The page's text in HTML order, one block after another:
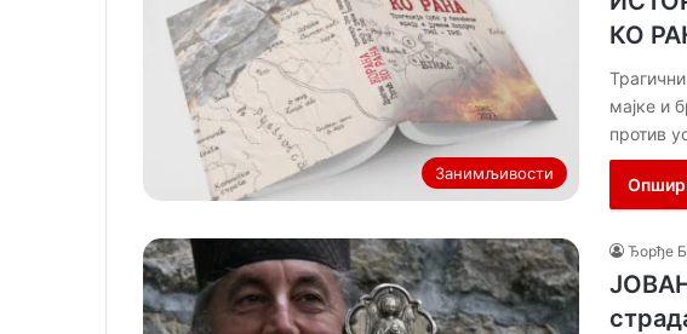
Занимљивости
КО
мајке и
против
Ђорђе